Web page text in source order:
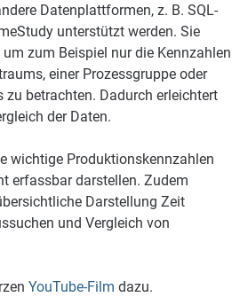
Datenplattformen, z. B. SQL-
unterstützt werden. Sie
zum Beispiel nur die Kennzahlen
einer Prozessgruppe oder
zu betrachten. Dadurch erleichtert
der Daten.
wichtige Produktionskennzahlen
erfassbar darstellen. Zudem
Darstellung Zeit
und Vergleich von
YouTube-Film dazu.